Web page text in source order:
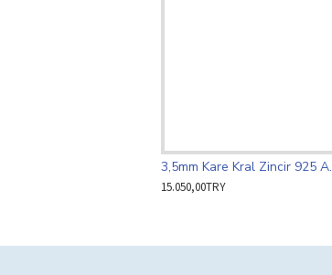
3,5mm
15.050,00TRY